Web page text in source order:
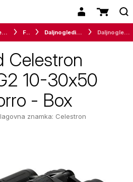
Avdio, video in telefonija Foto Daljnogledi in teleskopi
Celestron
10-30x50
- Box
znamka: Celestron